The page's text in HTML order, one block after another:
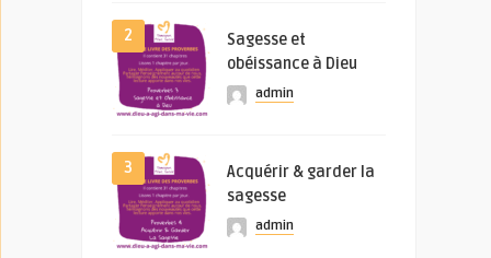
2
Sagesse et
obéissance à Dieu
admin
3
Acquérir & garder la
sagesse
admin